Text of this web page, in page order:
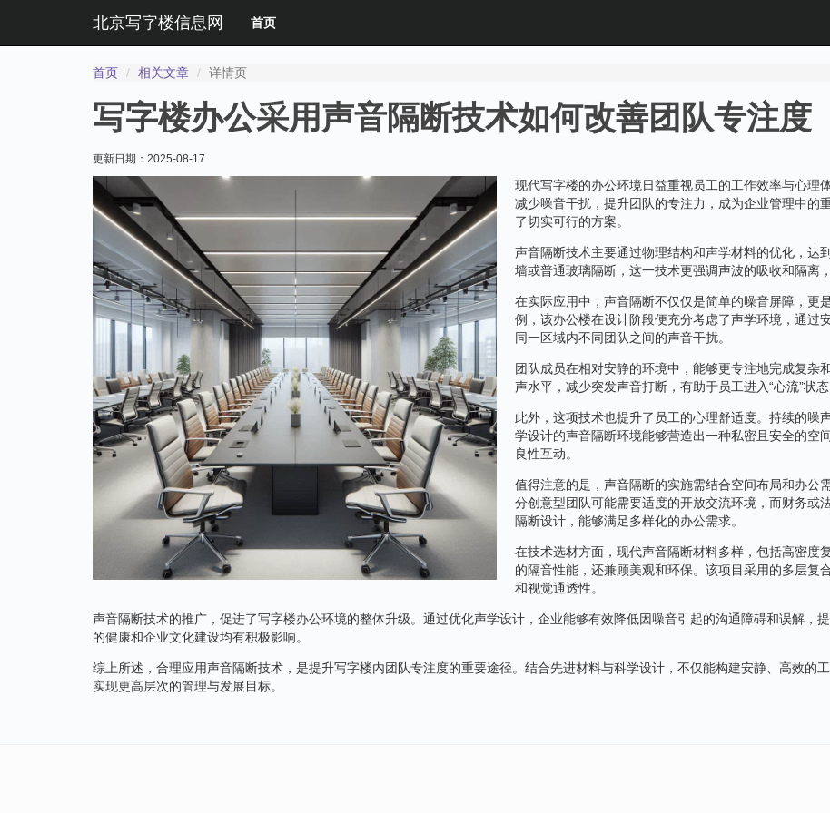
北京写字楼信息网 首页
首页 相关文章 详情页
写字楼办公采用声音隔断技术如何改善团队专注度
更新日期： 2025-08-17
现代写字楼的办公环境日益重视员工的工作效率与心理
减少噪音干扰，提升团队的专注力，成为企业管理中的
了切实可行的方案。
声音隔断技术主要通过物理结构和声学材料的优化，达
墙或普通玻璃隔断，这一技术更强调声波的吸收和隔离
在实际应用中，声音隔断不仅仅是简单的噪音屏障，更
例，该办公楼在设计阶段便充分考虑了声学环境，通过
同一区域内不同团队之间的声音干扰。
团队成员在相对安静的环境中，能够更专注地完成复杂
声水平，减少突发声音打断，有助于员工进入“心流”状
此外，这项技术也提升了员工的心理舒适度。持续的
学设计的声音隔断环境能够营造出一种私密且安全的空
良性互动。
值得注意的是，声音隔断的实施需结合空间布局和办公
分创意型团队可能需要适度的开放交流环境，而财务或
隔断设计，能够满足多样化的办公需求。
在技术选材方面，现代声音隔断材料多样，包括高密度
的隔音性能，还兼顾美观和环保。该项目采用的多层
和视觉通透性。
声音隔断技术的推广，促进了写字楼办公环境的整体升级。通过优化声学设计，企业能够有效降低因噪音引起的沟通障碍和误解，
的健康和企业文化建设均有积极影响。
综上所述，合理应用声音隔断技术，是提升写字楼内团队专注度的重要途径。结合先进材料与科学设计，不仅能构建安静、高效的
实现更高层次的管理与发展目标。